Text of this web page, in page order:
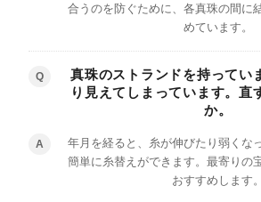
合うのを防ぐために、各真珠の間に
めています。
Q
真珠のストランドを持ってい
り見えてしまっています。直
か。
A
年月を経ると、糸が伸びたり弱くな
簡単に糸替えができます。最寄りの
おすすめします。